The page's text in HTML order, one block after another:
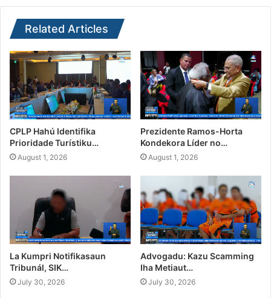
Related Articles
CPLP Hahú Identifika
Prioridade Turístiku…
August 1, 2026
Prezidente Ramos-Horta
Kondekora Líder no…
August 1, 2026
La Kumpri Notifikasaun
Tribunál, SIK…
July 30, 2026
Advogadu: Kazu Scamming
Iha Metiaut…
July 30, 2026